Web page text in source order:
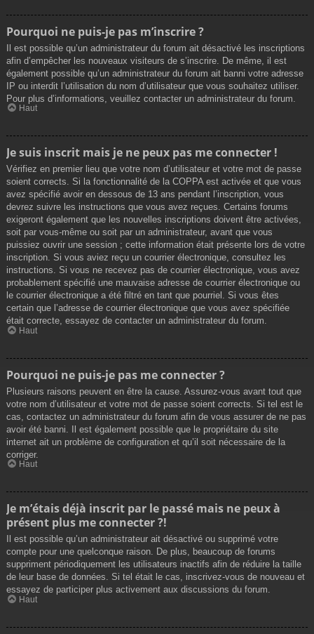
Pourquoi ne puis-je pas m’inscrire ?
Il est possible qu’un administrateur du forum ait désactivé les inscriptions
afin d’empêcher les nouveaux visiteurs de s’inscrire. De même, il est
également possible qu’un administrateur du forum ait banni votre adresse
IP ou interdit l’utilisation du nom d’utilisateur que vous souhaitez utiliser.
Pour plus d’informations, veuillez contacter un administrateur du forum.
Haut
Je suis inscrit mais je ne peux pas me connecter !
Vérifiez en premier lieu que votre nom d’utilisateur et votre mot de passe
soient corrects. Si la fonctionnalité de la COPPA est activée et que vous
avez spécifié avoir en dessous de 13 ans pendant l’inscription, vous
devrez suivre les instructions que vous avez reçues. Certains forums
exigeront également que les nouvelles inscriptions doivent être activées,
soit par vous-même ou soit par un administrateur, avant que vous
puissiez ouvrir une session ; cette information était présente lors de votre
inscription. Si vous aviez reçu un courrier électronique, consultez les
instructions. Si vous ne recevez pas de courrier électronique, vous avez
probablement spécifié une mauvaise adresse de courrier électronique ou
le courrier électronique a été filtré en tant que pourriel. Si vous êtes
certain que l’adresse de courrier électronique que vous avez spécifiée
était correcte, essayez de contacter un administrateur du forum.
Haut
Pourquoi ne puis-je pas me connecter ?
Plusieurs raisons peuvent en être la cause. Assurez-vous avant tout que
votre nom d’utilisateur et votre mot de passe soient corrects. Si tel est le
cas, contactez un administrateur du forum afin de vous assurer de ne pas
avoir été banni. Il est également possible que le propriétaire du site
internet ait un problème de configuration et qu’il soit nécessaire de la
corriger.
Haut
Je m’étais déjà inscrit par le passé mais ne peux à
présent plus me connecter ?!
Il est possible qu’un administrateur ait désactivé ou supprimé votre
compte pour une quelconque raison. De plus, beaucoup de forums
suppriment périodiquement les utilisateurs inactifs afin de réduire la taille
de leur base de données. Si tel était le cas, inscrivez-vous de nouveau et
essayez de participer plus activement aux discussions du forum.
Haut